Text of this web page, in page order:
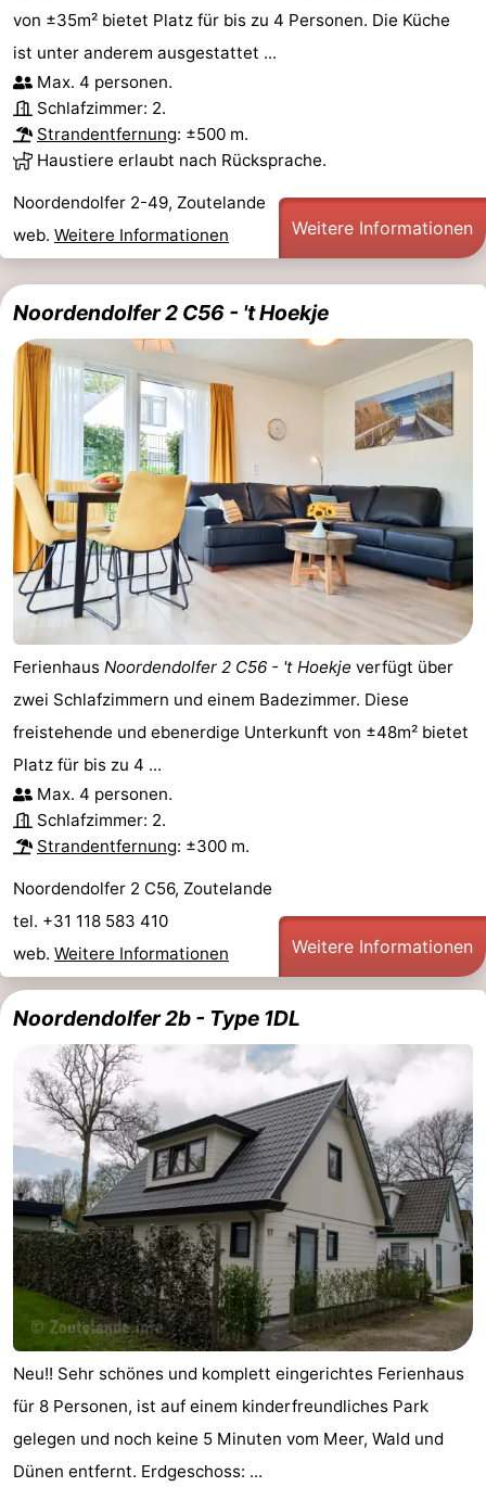
von ±35m² bietet Platz für bis zu 4 Personen. Die Küche
ist unter anderem ausgestattet ...
Max. 4 personen.
Schlafzimmer: 2.
Strandentfernung: ±500 m.
Haustiere erlaubt nach Rücksprache.
Noordendolfer 2-49, Zoutelande
web. Weitere Informationen Weitere Informationen
Noordendolfer 2 C56 - 't Hoekje
Ferienhaus Noordendolfer 2 C56 - 't Hoekje verfügt über
zwei Schlafzimmern und einem Badezimmer. Diese
freistehende und ebenerdige Unterkunft von ±48m² bietet
Platz für bis zu 4 ...
Max. 4 personen.
Schlafzimmer: 2.
Strandentfernung: ±300 m.
Noordendolfer 2 C56, Zoutelande
tel. +31 118 583 410
web. Weitere Informationen Weitere Informationen
Noordendolfer 2b - Type 1DL
Neu!! Sehr schönes und komplett eingerichtes Ferienhaus
für 8 Personen, ist auf einem kinderfreundliches Park
gelegen und noch keine 5 Minuten vom Meer, Wald und
Dünen entfernt. Erdgeschoss: ...